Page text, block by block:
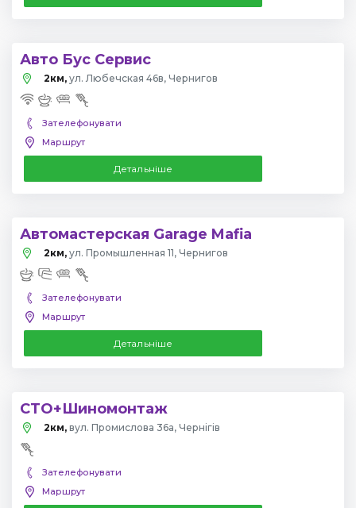
Авто Бус Сервис
2км, ул. Любечская 46в, Чернигов
Зателефонувати
Маршрут
Детальніше
Автомастерская Garage Mafia
2км, ул. Промышленная 11, Чернигов
Зателефонувати
Маршрут
Детальніше
СТО+Шиномонтаж
2км, вул. Промислова 36а, Чернігів
Зателефонувати
Маршрут